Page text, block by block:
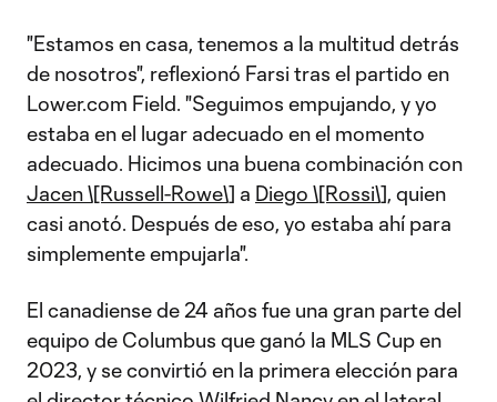
"Estamos en casa, tenemos a la multitud detrás
de nosotros", reflexionó Farsi tras el partido en
Lower.com Field. "Seguimos empujando, y yo
estaba en el lugar adecuado en el momento
adecuado. Hicimos una buena combinación con
Jacen \[Russell-Rowe\] a Diego \[Rossi\], quien
casi anotó. Después de eso, yo estaba ahí para
simplemente empujarla".
El canadiense de 24 años fue una gran parte del
equipo de Columbus que ganó la MLS Cup en
2023, y se convirtió en la primera elección para